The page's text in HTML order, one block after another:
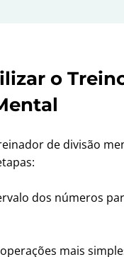
o
de divisão
dos números
mais